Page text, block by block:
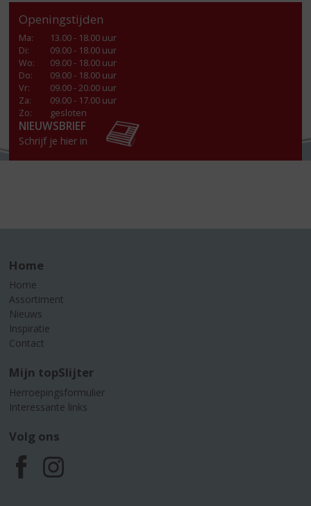
Openingstijden
Ma:
13.00 - 18.00 uur
Di:
09.00 - 18.00 uur
Wo:
09.00 - 18.00 uur
Do:
09.00 - 18.00 uur
Vr:
09.00 - 20.00 uur
Za:
09.00 - 17.00 uur
Zo:
gesloten
NIEUWSBRIEF
Schrijf je hier in
Home
Home
Assortiment
Nieuws
Inspiratie
Contact
Mijn topSlijter
Herroepingsformulier
Interessante links
Volg ons
F
I